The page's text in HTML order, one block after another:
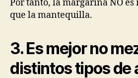
Por tanto, la margarina NO es
que la mantequilla.
3. Es mejor no
distintos tipos de